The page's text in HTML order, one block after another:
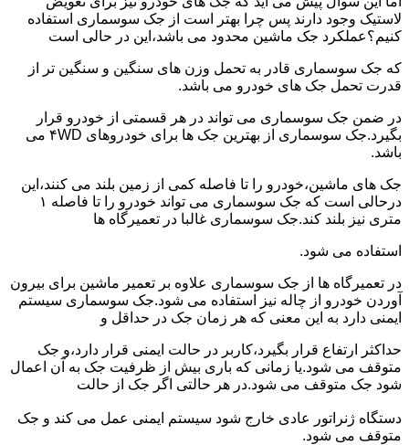
لاستیک وجود دارند پس چرا بهتر است از جک سوسماری استفاده
کنیم؟عملکرد جک ماشین محدود می باشد،این در حالی است
که جک سوسماری قادر به تحمل وزن های سنگین و سنگین تر از
قدرت تحمل جک های خودرو می باشد.
در ضمن جک سوسماری می تواند در هر قسمتی از خودرو قرار
بگیرد.جک سوسماری از بهترین جک ها برای خودروهای ۴WD می
باشد.
جک های ماشین،خودرو را تا فاصله کمی از زمین بلند می کنند،این
درحالی است که جک سوسماری می تواند خودرو را تا فاصله ۱
متری نیز بلند کند.جک سوسماری غالبا در تعمیرگاه ها
استفاده می شود.
در تعمیرگاه ها از جک سوسماری علاوه بر تعمیر ماشین برای بیرون
آوردن خودرو از چاله نیز استفاده می شود.جک سوسماری سیستم
ایمنی دارد به این معنی که هر زمان جک در حداقل و
حداکثر ارتفاع قرار بگیرد،کاربر در حالت ایمنی قرار دارد،و جک
متوقف می شود.یا زمانی که باری بیش از ظرفیت جک به آن اعمال
شود جک متوقف می شود.در هر حالتی اگر جک از حالت
دستگاه ژنراتور عادی خارج شود سیستم ایمنی عمل می کند و جک
متوقف می شود.